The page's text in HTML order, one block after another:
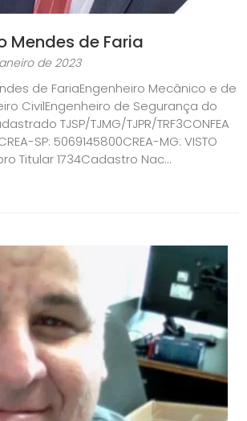
Mendes de Faria
de 2023
de FariaEngenheiro Mecânico e de
CivilEngenheiro de Segurança do
TJSP/TJMG/TJPR/TRF3CONFEA
SP: 5069145800CREA-MG: VISTO
Titular 1734Cadastro Nac...